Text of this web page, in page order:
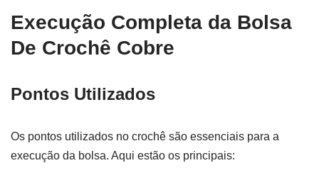
Execução Completa da Bolsa
De Crochê Cobre
Pontos Utilizados
Os pontos utilizados no crochê são essenciais para a
execução da bolsa. Aqui estão os principais: